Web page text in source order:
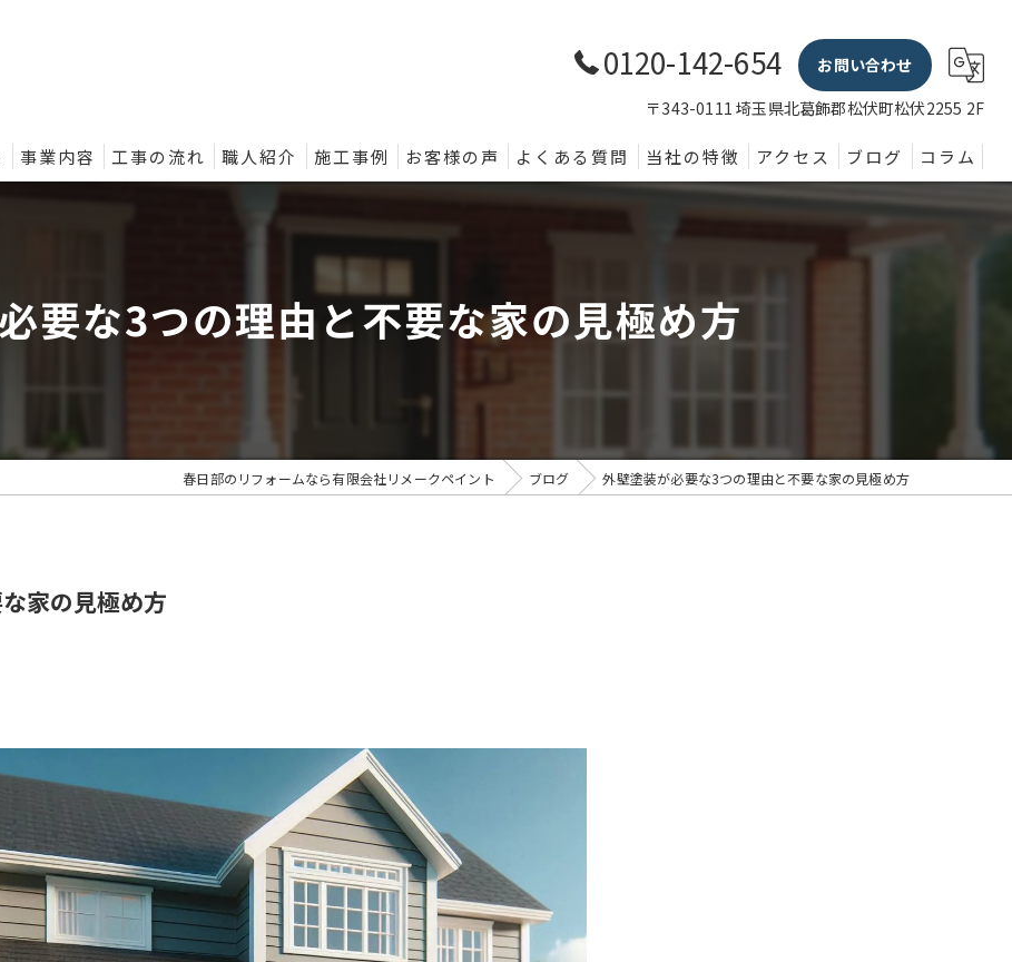
0120-142-654
お問い合わせ
〒343-0111 埼玉県北葛飾郡松伏町松伏2255 2F
事業内容 工事の流れ 職人紹介 施工事例 お客様の声 よくある質問 当社の特徴
内装
水回り
アクセス ブログ コラム
要な3つの理由と不要な家の見極め方
春日部のリフォームなら有限会社リメークペイント ブログ 外壁塗装が必要な3つの理由と不要な家の見極め方
家の見極め方